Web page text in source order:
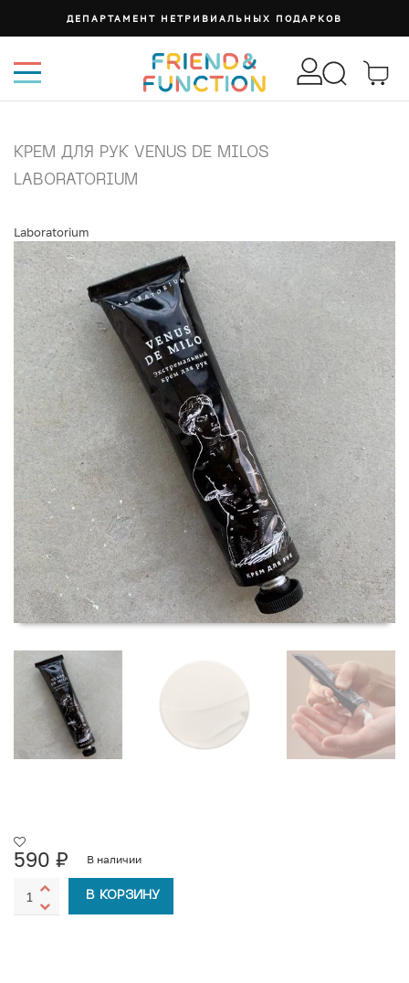
ДЕПАРТАМЕНТ НЕТРИВИАЛЬНЫХ ПОДАРКОВ
КРЕМ ДЛЯ РУК VENUS DE MILOS
LABORATORIUM
Laboratorium
590 ₽ В наличии
В КОРЗИНУ